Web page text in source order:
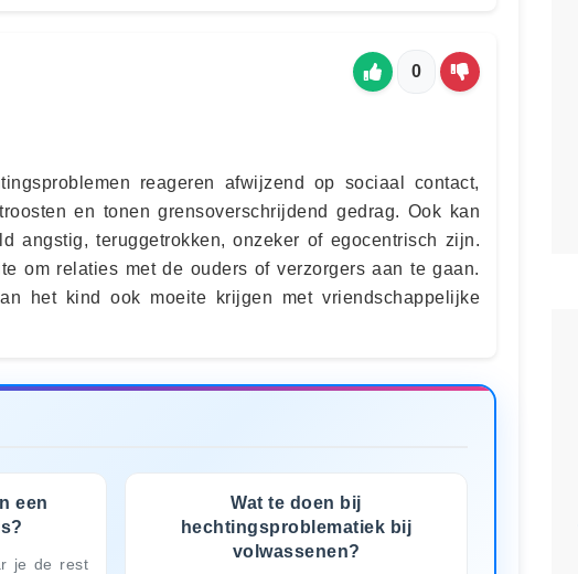
0
reageren afwijzend op sociaal contact,
en tonen grensoverschrijdend gedrag. Ook kan
angstig, teruggetrokken, onzeker of egocentrisch zijn.
om relaties met de ouders of verzorgers aan te gaan.
het kind ook moeite krijgen met vriendschappelijke
een
je de rest
Wat te doen bij
hechtingsproblematiek bij
volwassenen?